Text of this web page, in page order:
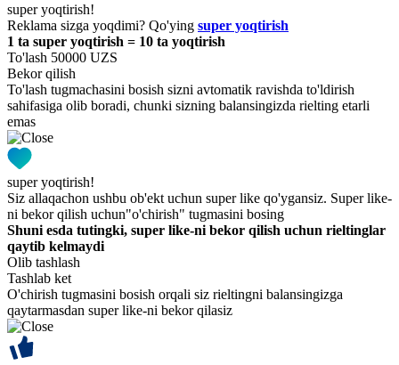
super yoqtirish!
Reklama sizga yoqdimi? Qo'ying super yoqtirish
1 ta super yoqtirish = 10 ta yoqtirish
To'lash 50000 UZS
Bekor qilish
To'lash tugmachasini bosish sizni avtomatik ravishda to'ldirish
sahifasiga olib boradi, chunki sizning balansingizda rielting etarli
emas
super yoqtirish!
Siz allaqachon ushbu ob'ekt uchun super like qo'ygansiz. Super like-
ni bekor qilish uchun"o'chirish" tugmasini bosing
Shuni esda tutingki, super like-ni bekor qilish uchun rieltinglar
qaytib kelmaydi
Olib tashlash
Tashlab ket
O'chirish tugmasini bosish orqali siz rieltingni balansingizga
qaytarmasdan super like-ni bekor qilasiz